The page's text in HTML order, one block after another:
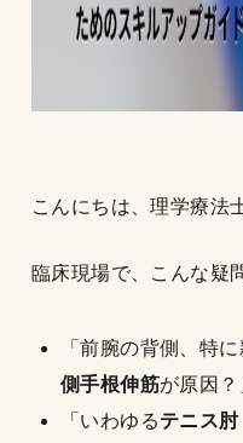
こんにちは、理学療法
臨床現場で、こんな疑
「前腕の背側、特
側手根伸筋が原因？
「いわゆるテニス肘